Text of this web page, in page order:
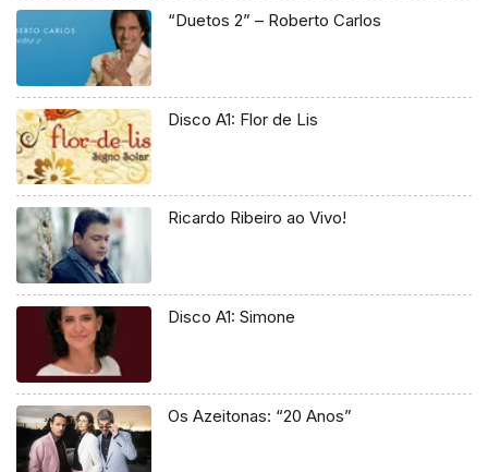
“Duetos 2” – Roberto Carlos
Disco A1: Flor de Lis
Ricardo Ribeiro ao Vivo!
Disco A1: Simone
Os Azeitonas: “20 Anos”